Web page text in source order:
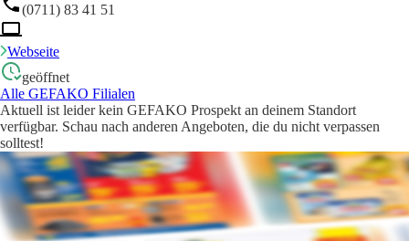
(0711) 83 41 51
Webseite
geöffnet
Alle GEFAKO Filialen
Aktuell ist leider kein GEFAKO Prospekt an deinem Standort
verfügbar. Schau nach anderen Angeboten, die du nicht verpassen
solltest!